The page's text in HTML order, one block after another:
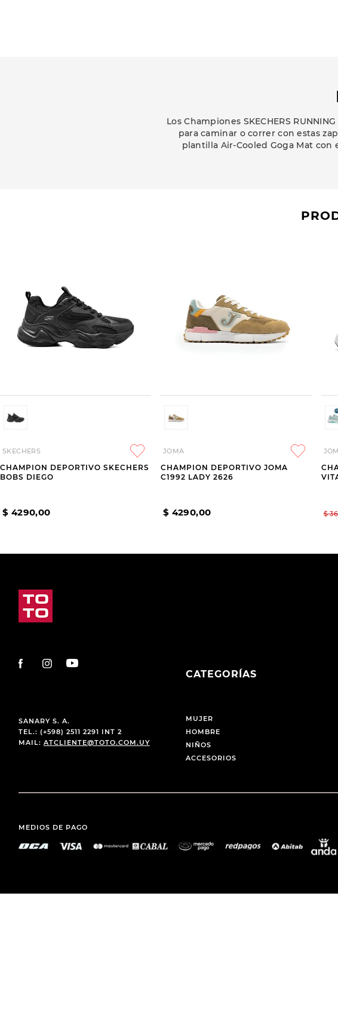
Los Championes SKECHERS
para caminar o correr con estas
plantilla Air-Cooled Goga Mat
SKECHERS
CHAMPION DEPORTIVO SKECHERS
BOBS DIEGO
$ 4290,00
JOMA
CHAMPION DEPORTIVO JOMA
C1992 LADY 2626
$ 4290,00 $
SANARY S. A.
TEL.: (+598) 2511 2291 INT 2
MAIL: ATCLIENTE@TOTO.COM.UY
CATEGORÍAS
MUJER
HOMBRE
NIÑOS
ACCESORIOS
MEDIOS DE PAGO